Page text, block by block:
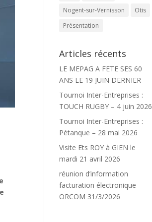
Nogent-sur-Vernisson
Otis
Présentation
Articles récents
LE MEPAG A FETE SES 60
ANS LE 19 JUIN DERNIER
Tournoi Inter-Entreprises :
TOUCH RUGBY – 4 juin 2026
Tournoi Inter-Entreprises :
Pétanque – 28 mai 2026
Visite Ets ROY à GIEN le
mardi 21 avril 2026
réunion d’information
facturation électronique
ORCOM 31/3/2026